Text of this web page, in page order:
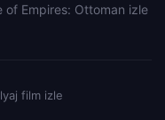
of Empires: Ottoman izle
film izle